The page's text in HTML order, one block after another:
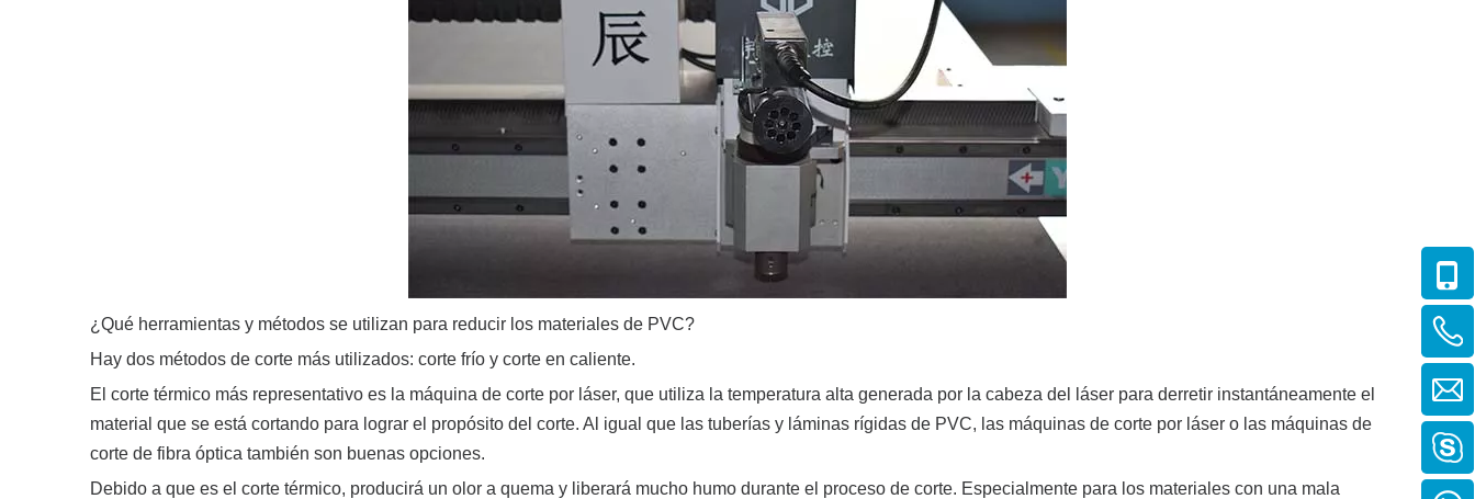
¿Qué herramientas y métodos se utilizan para reducir los materiales de PVC?
Hay dos métodos de corte más utilizados: corte frío y corte en caliente.
El corte térmico más representativo es la máquina de corte por láser, que utiliza la temperatura alta generada por la cabeza del láser para derretir instantáneamente el
material que se está cortando para lograr el propósito del corte. Al igual que las tuberías y láminas rígidas de PVC, las máquinas de corte por láser o las máquinas de
corte de fibra óptica también son buenas opciones.
Debido a que es el corte térmico, producirá un olor a quema y liberará mucho humo durante el proceso de corte. Especialmente para los materiales con una mala